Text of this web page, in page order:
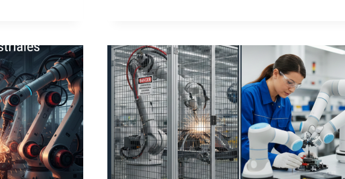
TODO
SOBRE
ROBÓTICA
COLABORATIVA
PARA
PYMES